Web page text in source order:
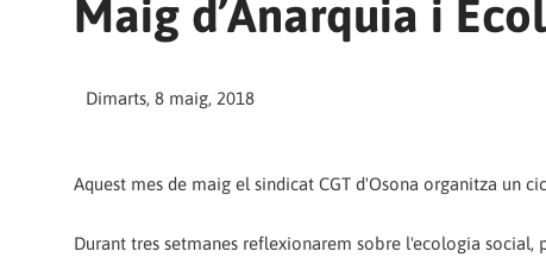
Maig d’Anarquia i
Dimarts, 8 maig, 2018
Aquest mes de maig el sindicat CGT d'Osona organitza un
Durant tres setmanes reflexionarem sobre l'ecologia social,